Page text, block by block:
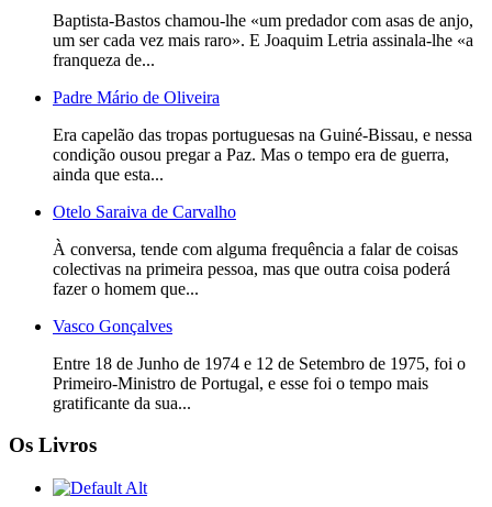
Baptista-Bastos chamou-lhe «um predador com asas de anjo,
um ser cada vez mais raro». E Joaquim Letria assinala-lhe «a
franqueza de...
Padre Mário de Oliveira
Era capelão das tropas portuguesas na Guiné-Bissau, e nessa
condição ousou pregar a Paz. Mas o tempo era de guerra,
ainda que esta...
Otelo Saraiva de Carvalho
À conversa, tende com alguma frequência a falar de coisas
colectivas na primeira pessoa, mas que outra coisa poderá
fazer o homem que...
Vasco Gonçalves
Entre 18 de Junho de 1974 e 12 de Setembro de 1975, foi o
Primeiro-Ministro de Portugal, e esse foi o tempo mais
gratificante da sua...
Os Livros